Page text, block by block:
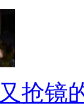
抢镜